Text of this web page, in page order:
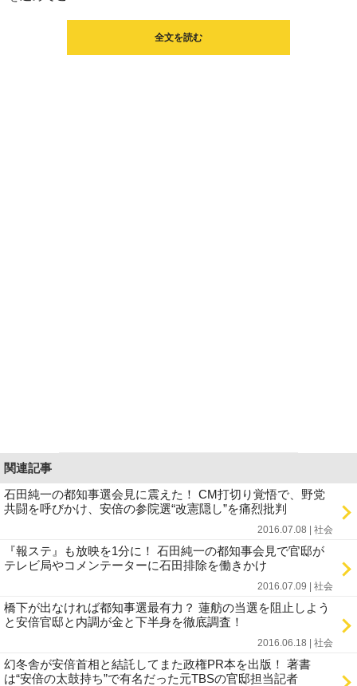
全文を読む
関連記事
石田純一の都知事選会見に震えた！ CM打切り覚悟で、野党
共闘を呼びかけ、安倍の参院選“改憲隠し”を痛烈批判
2016.07.08 | 社会
『報ステ』も放映を1分に！ 石田純一の都知事会見で官邸が
テレビ局やコメンテーターに石田排除を働きかけ
2016.07.09 | 社会
橋下が出なければ都知事選最有力？ 蓮舫の当選を阻止しよう
と安倍官邸と内調が金と下半身を徹底調査！
2016.06.18 | 社会
幻冬舎が安倍首相と結託してまた政権PR本を出版！ 著書
は“安倍の太鼓持ち”で有名だった元TBSの官邸担当記者